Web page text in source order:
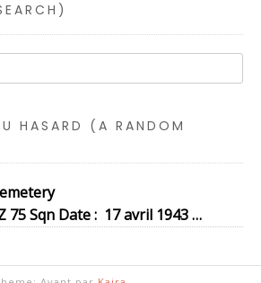
HASARD (A RANDOM
75 Sqn Date : 17 avril 1943 …